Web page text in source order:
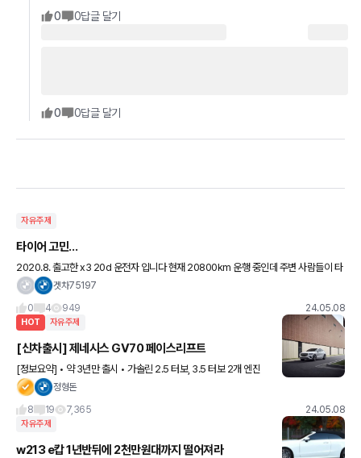
0 0답글 달기
0 0답글 달기
자유주제
타이어 고민…
2020.8. 출고한 x3 20d 운전자 입니다 현재 20800km 운행 중인데 주변 사람들이 타
이어가 마모 됐다는 말을 듣고 타이어 매장 방문하니 편마모가 심하다며 앞 두짝은 편마모
겟차75197
0
4 949 24.05.08
HOT 자유주제
[신차출시] 제네시스 GV70 페이스리프트
[정보요약] • 약 3년만 출시 • 가솔린 2.5 터보, 3.5 터보 2개 엔진
라인업 • 디젤 엔진 삭제 • 세레스 블루 색상 추가, 총 12종 • 5종의 정형돈
8
19 7,365 24.05.08
자유주제
w213 e캅 1년반뒤에 2천만원대까지 떨어져라